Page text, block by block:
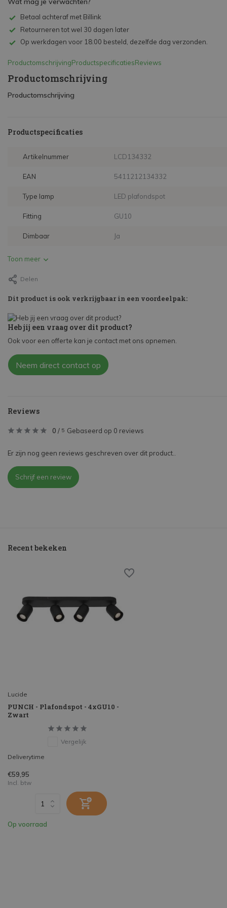
Betaal achteraf met Billink
Retourneren tot wel 30 dagen later
Op werkdagen voor 18:00 besteld, dezelfde dag verzonden.
ProductomschrijvingProductspecificatiesReviews
Productomschrijving
Productomschrijving
Productspecificaties
Artikelnummer LCD134332
EAN 5411212134332
Type lamp LED plafondspot
Fitting GU10
Dimbaar Ja
Toon meer
Delen
Dit product is ook verkrijgbaar in een voordeelpak:
Heb jij een vraag over dit product?
Ook voor een offerte kan je contact met ons opnemen.
Neem direct contact op
Reviews
0 / 5 Gebaseerd op 0 reviews
Er zijn nog geen reviews geschreven over dit product..
Schrijf een review
Recent bekeken
Lucide
PUNCH - Plafondspot - 4xGU10 -
Zwart
Vergelijk
Deliverytime
€59,95
Incl. btw
Op voorraad